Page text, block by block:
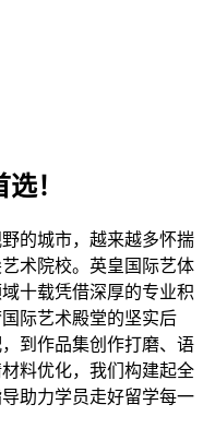
！
的城市，越来越多怀揣
术院校。英皇国际艺体
十载凭借深厚的专业积
际艺术殿堂的坚实后
到作品集创作打磨、语
料优化，我们构建起全
助力学员走好留学每一